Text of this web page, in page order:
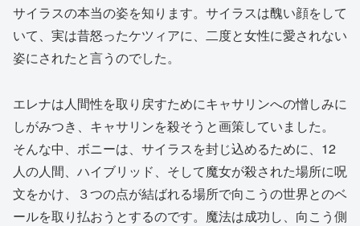
サイラスの本当の姿を知ります。サイラスは醜い顔をして
いて、実は昔怒ったケツィアに、二度と女性に愛されない
姿にされたと言うのでした。
エレナは人間性を取り戻すためにキャサリンへの憎しみに
しがみつき、キャサリンを殺そうと画策していました。
そんな中、ボニーは、サイラスを封じ込めるために、12
人の人間、ハイブリッド、そして魔女が殺された場所に呪
文をかけ、３つの点が結ばれる場所で向こうの世界とのベ
ールを取り払おうとするのです。魔法は成功し、向こう側